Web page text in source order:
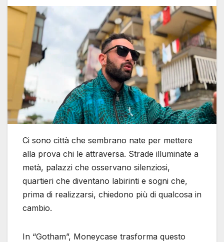
Ci sono città che sembrano nate per mettere
alla prova chi le attraversa. Strade illuminate a
metà, palazzi che osservano silenziosi,
quartieri che diventano labirinti e sogni che,
prima di realizzarsi, chiedono più di qualcosa in
cambio.
In “Gotham”, Moneycase trasforma questo